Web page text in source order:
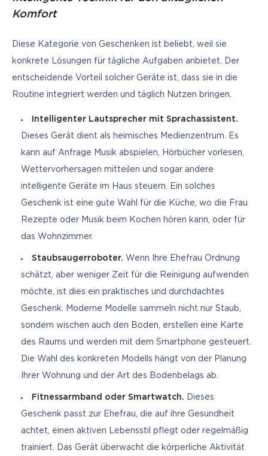
Komfort
Diese Kategorie von Geschenken ist beliebt, weil sie
konkrete Lösungen für tägliche Aufgaben anbietet. Der
entscheidende Vorteil solcher Geräte ist, dass sie in die
Routine integriert werden und täglich Nutzen bringen.
Intelligenter Lautsprecher mit Sprachassistent.
Dieses Gerät dient als heimisches Medienzentrum. Es
kann auf Anfrage Musik abspielen, Hörbücher vorlesen,
Wettervorhersagen mitteilen und sogar andere
intelligente Geräte im Haus steuern. Ein solches
Geschenk ist eine gute Wahl für die Küche, wo die Frau
Rezepte oder Musik beim Kochen hören kann, oder für
das Wohnzimmer.
Staubsaugerroboter. Wenn Ihre Ehefrau Ordnung
schätzt, aber weniger Zeit für die Reinigung aufwenden
möchte, ist dies ein praktisches und durchdachtes
Geschenk. Moderne Modelle sammeln nicht nur Staub,
sondern wischen auch den Boden, erstellen eine Karte
des Raums und werden mit dem Smartphone gesteuert.
Die Wahl des konkreten Modells hängt von der Planung
Ihrer Wohnung und der Art des Bodenbelags ab.
Fitnessarmband oder Smartwatch. Dieses
Geschenk passt zur Ehefrau, die auf ihre Gesundheit
achtet, einen aktiven Lebensstil pflegt oder regelmäßig
trainiert. Das Gerät überwacht die körperliche Aktivität